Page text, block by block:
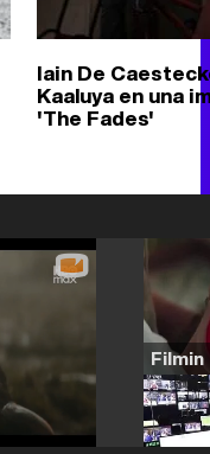
Iain De
Kaaluya en una
'The Fades'